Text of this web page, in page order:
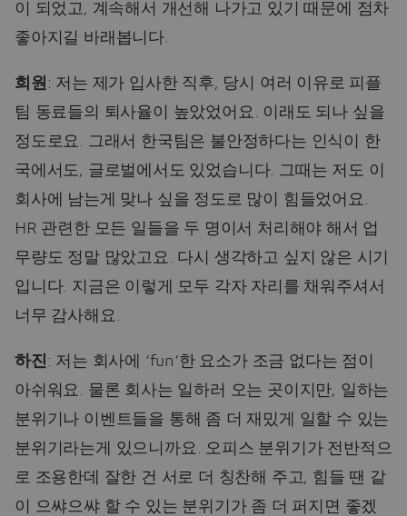
이 되었고, 계속해서 개선해 나가고 있기 때문에 점차
좋아지길 바래봅니다.
희원 : 저는 제가 입사한 직후, 당시 여러 이유로 피플
팀 동료들의 퇴사율이 높았었어요. 이래도 되나 싶을
정도로요. 그래서 한국팀은 불안정하다는 인식이 한
국에서도, 글로벌에서도 있었습니다. 그때는 저도 이
회사에 남는게 맞나 싶을 정도로 많이 힘들었어요.
HR 관련한 모든 일들을 두 명이서 처리해야 해서 업
무량도 정말 많았고요. 다시 생각하고 싶지 않은 시기
입니다. 지금은 이렇게 모두 각자 자리를 채워주셔서
너무 감사해요.
하진 : 저는 회사에 ‘fun’한 요소가 조금 없다는 점이
아쉬워요. 물론 회사는 일하러 오는 곳이지만, 일하는
분위기나 이벤트들을 통해 좀 더 재밌게 일할 수 있는
분위기라는게 있으니까요. 오피스 분위기가 전반적으
로 조용한데 잘한 건 서로 더 칭찬해 주고, 힘들 땐 같
이 으쌰으쌰 할 수 있는 분위기가 좀 더 퍼지면 좋겠